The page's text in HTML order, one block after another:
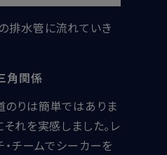
排水管に流れていき
角関係
りは簡単ではありま
れを実感しました。レ
・チームでシーカーを